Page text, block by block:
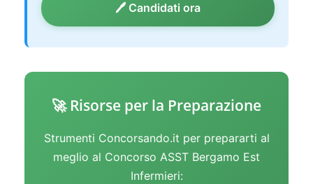
🖊️ Candidati ora
🚀 Risorse per la Preparazione
Strumenti Concorsando.it per prepararti al
meglio al Concorso ASST Bergamo Est
Infermieri: